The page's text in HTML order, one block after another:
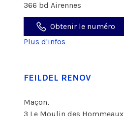
366 bd Airennes
Obtenir le numéro
Plus d'infos
FEILDEL RENOV
Maçon,
3 Le Moulin des Hommeaux